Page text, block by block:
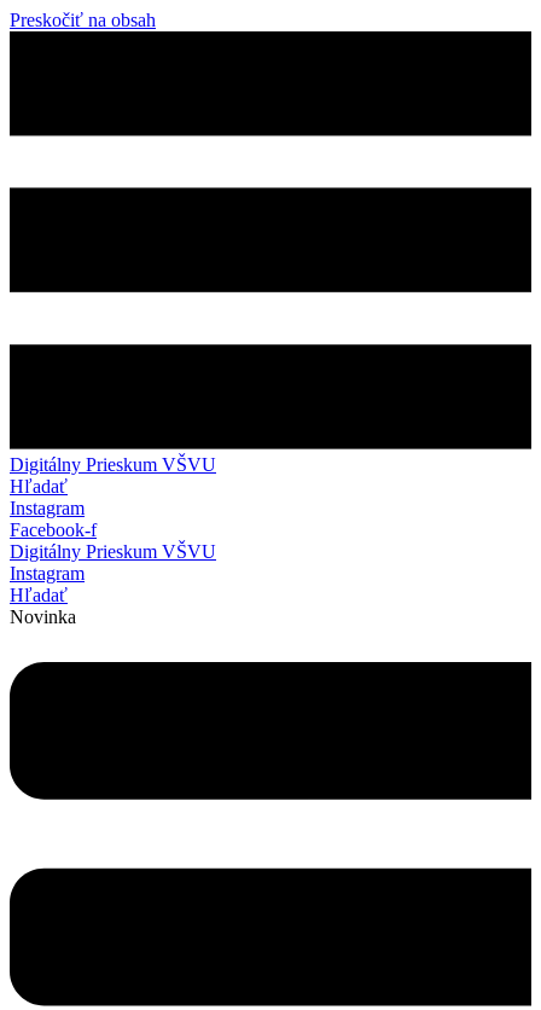
Preskočiť na obsah
Digitálny Prieskum VŠVU
Hľadať
Instagram
Facebook-f
Digitálny Prieskum VŠVU
Instagram
Hľadať
Novinka